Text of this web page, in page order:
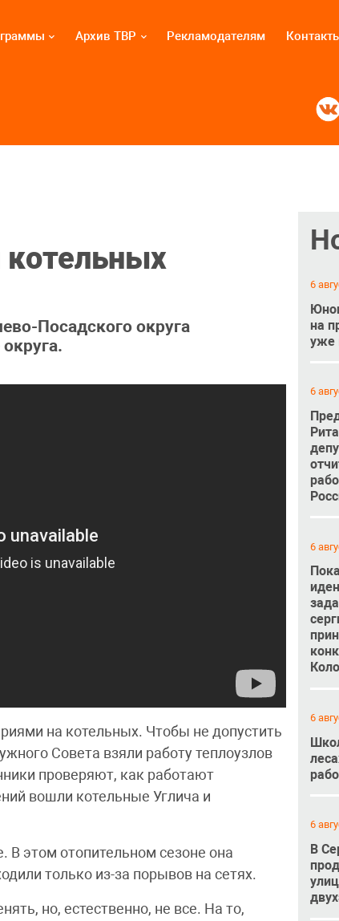
Архив ТВР Рекламодателям
котельных
Посадского округа
на котельных. Чтобы не допустить
Совета взяли работу теплоузлов
проверяют, как работают
вошли котельные Углича и
В этом отопительном сезоне она
только из-за порывов на сетях.
но, естественно, не все. На то,
6
на
уже
6
6
6
6
В